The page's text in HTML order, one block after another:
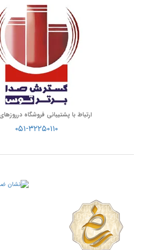
ارتباط با پشتیبانی فروشگاه
۰۵۱-۳۲۲۵۰۱۱۰